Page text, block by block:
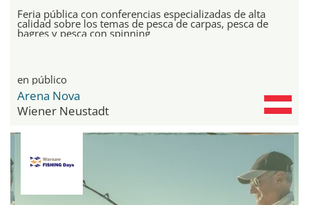
Feria pública con conferencias especializadas de alta
calidad sobre los temas de pesca de carpas, pesca de
bagres y pesca con spinning
en público
Arena Nova
Wiener Neustadt